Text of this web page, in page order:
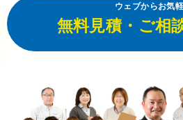
ウェブからお気
無料見積・ご相